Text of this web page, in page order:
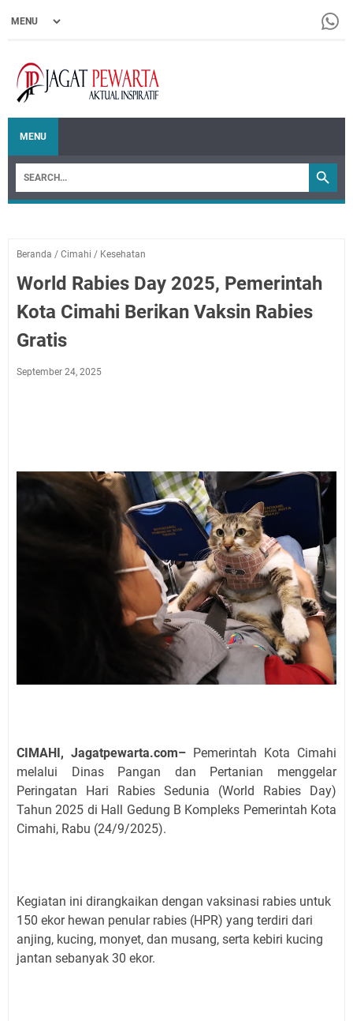
MENU
Beranda / Cimahi / Kesehatan
World Rabies Day 2025, Pemerintah
Kota Cimahi Berikan Vaksin Rabies
Gratis
September 24, 2025
CIMAHI, Jagatpewarta.com– Pemerintah Kota Cimahi
melalui Dinas Pangan dan Pertanian menggelar
Peringatan Hari Rabies Sedunia (World Rabies Day)
Tahun 2025 di Hall Gedung B Kompleks Pemerintah Kota
Cimahi, Rabu (24/9/2025).
Kegiatan ini dirangkaikan dengan vaksinasi rabies untuk
150 ekor hewan penular rabies (HPR) yang terdiri dari
anjing, kucing, monyet, dan musang, serta kebiri kucing
jantan sebanyak 30 ekor.